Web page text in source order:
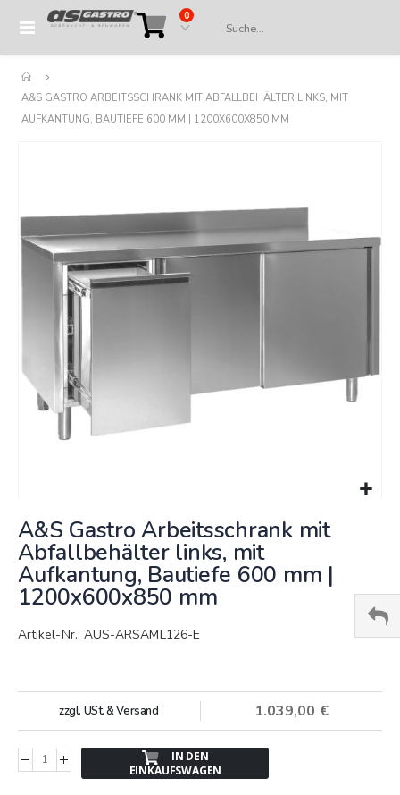
Navigation
Cart
0Artikel
A&S GASTRO ARBEITSSCHRANK MIT ABFALLBEHÄLTER LINKS, MIT
AUFKANTUNG, BAUTIEFE 600 MM | 1200X600X850 MM
zum
Anfang
der
Bildergalerie
A&S Gastro Arbeitsschrank mit
Abfallbehälter links, mit
Aufkantung, Bautiefe 600 mm |
1200x600x850 mm
Artikel-Nr.: AUS-ARSAML126-E
1.039,00 €
zzgl. USt. & Versand
IN DEN
EINKAUFSWAGEN